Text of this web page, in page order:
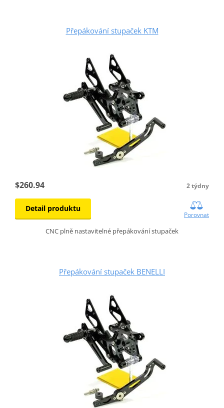
Přepákování stupaček KTM
$260.94 2 týdny
Detail produktu
Porovnat
CNC plně nastavitelné přepákování stupaček
Přepákování stupaček BENELLI